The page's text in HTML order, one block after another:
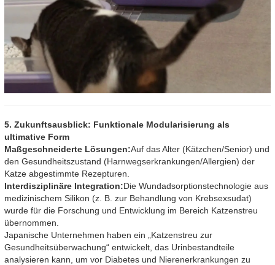
5. Zukunftsausblick: Funktionale Modularisierung als
ultimative Form
Maßgeschneiderte Lösungen:Auf das Alter (Kätzchen/Senior) und
den Gesundheitszustand (Harnwegserkrankungen/Allergien) der
Katze abgestimmte Rezepturen.
Interdisziplinäre Integration:Die Wundadsorptionstechnologie aus
medizinischem Silikon (z. B. zur Behandlung von Krebsexsudat)
wurde für die Forschung und Entwicklung im Bereich Katzenstreu
übernommen.
Japanische Unternehmen haben ein „Katzenstreu zur
Gesundheitsüberwachung“ entwickelt, das Urinbestandteile
analysieren kann, um vor Diabetes und Nierenerkrankungen zu